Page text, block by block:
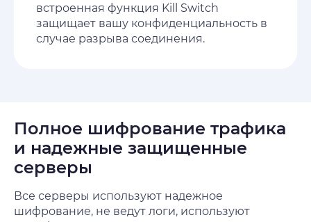
встроенная функция Kill Switch
защищает вашу конфиденциальность в
случае разрыва соединения.
Полное шифрование трафика
и надежные защищенные
серверы
Все серверы используют надежное
шифрование, не ведут логи, используют